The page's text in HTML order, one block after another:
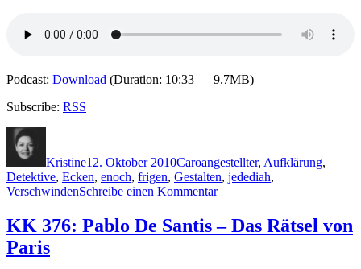
Podcast: Download (Duration: 10:33 — 9.7MB)
Subscribe: RSS
Kristine12. Oktober 2010Caroangestellter, Aufklärung,
Detektive, Ecken, enoch, frigen, Gestalten, jedediah,
VerschwindenSchreibe einen Kommentarzu
552:
Jedediah
KK 376: Pablo De Santis – Das Rätsel von
Paris